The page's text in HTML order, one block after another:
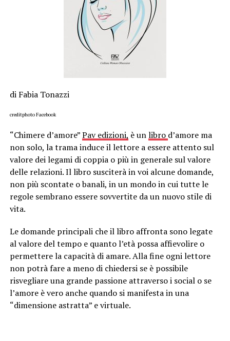
di Fabia Tonazzi
creditphoto Facebook
“Chimere d’amore”Pav edizioni, è unlibro d’amore ma
non solo, la trama induce il lettore a essere attento sul
valore dei legami di coppia o più in generale sul valore
delle relazioni. Il libro susciterà in voi alcune domande,
non più scontate o banali, in un mondo in cui tutte le
regole sembrano essere sovvertite da un nuovo stile di
vita.
Le domande principali che il libro affronta sono legate
al valore del tempo e quanto l’età possa affievolire o
permettere la capacità di amare. Alla fine ogni lettore
non potrà fare a meno di chiedersi se è possibile
risvegliare una grande passione attraverso i social o se
l’amore è vero anche quando si manifesta in una
“dimensione astratta” e virtuale.